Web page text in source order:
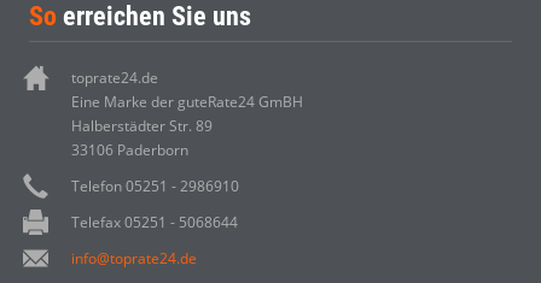
So erreichen Sie uns
toprate24.de
Eine Marke der guteRate24 GmBH
Halberstädter Str. 89
33106 Paderborn
Telefon 05251 - 2986910
Telefax 05251 - 5068644
info@toprate24.de